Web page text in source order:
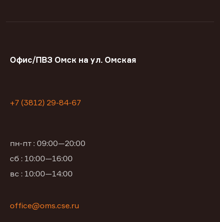
Офис/ПВЗ Омск на ул. Омская
+7 (3812) 29-84-67
пн-пт : 09:00—20:00
сб : 10:00—16:00
вс : 10:00—14:00
office@oms.cse.ru